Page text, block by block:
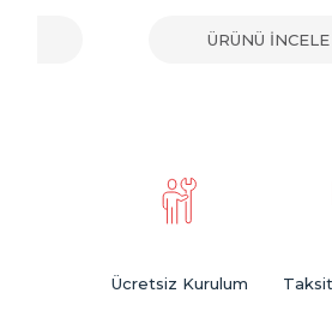
ÜRÜNÜ İNCELE
Ücretsiz Kurulum